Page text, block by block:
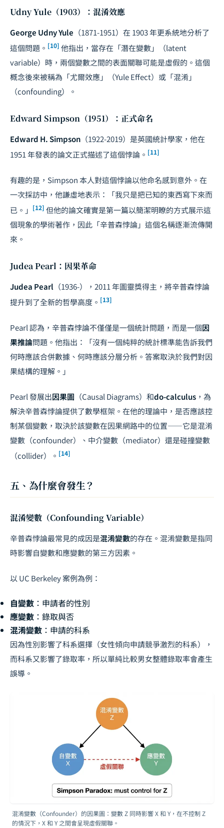
Udny Yule（1903）：混淆效應
George Udny Yule （1871-1951）在 1903 年更系統地分析了
這個問題。 [10] 他指出，當存在「潛在變數」（latent
variable）時，兩個變數之間的表面關聯可能是虛假的。這個
概念後來被稱為「尤爾效應」（Yule Effect）或「混淆」
（confounding）。
Edward Simpson（1951）：正式命名
Edward H. Simpson （1922-2019）是英國統計學家，他在
1951 年發表的論文正式描述了這個悖論。 [11]
有趣的是，Simpson 本人對這個悖論以他命名感到意外。在
一次採訪中，他謙虛地表示：「我只是把已知的東西寫下來而
已。」 [12] 但他的論文確實是第一篇以簡潔明瞭的方式展示這
個現象的學術著作，因此「辛普森悖論」這個名稱逐漸流傳開
來。
Judea Pearl：因果革命
Judea Pearl （1936-），2011 年圖靈獎得主，將辛普森悖論
提升到了全新的哲學高度。 [13]
Pearl 認為，辛普森悖論不僅僅是一個統計問題，而是一個因
果推論問題。他指出：「沒有一個純粹的統計標準能告訴我們
何時應該合併數據、何時應該分層分析。答案取決於我們對因
果結構的理解。」
Pearl 發展出因果圖 （Causal Diagrams）和do-calculus ，為
解決辛普森悖論提供了數學框架。在他的理論中，是否應該控
制某個變數，取決於該變數在因果網路中的位置——它是混淆
變數（confounder）、中介變數（mediator）還是碰撞變數
（collider）。 [14]
五、為什麼會發生？
混淆變數（Confounding Variable）
辛普森悖論最常見的成因是混淆變數的存在。混淆變數是指同
時影響自變數和應變數的第三方因素。
以 UC Berkeley 案例為例：
自變數 ：申請者的性別
應變數 ：錄取與否
混淆變數 ：申請的科系
因為性別影響了科系選擇（女性傾向申請競爭激烈的科系），
而科系又影響了錄取率，所以單純比較男女整體錄取率會產生
誤導。
混淆變數（Confounder）的因果圖：變數 Z 同時影響 X 和 Y，在不控制 Z
的情況下，X 和 Y 之間會呈現虛假關聯。